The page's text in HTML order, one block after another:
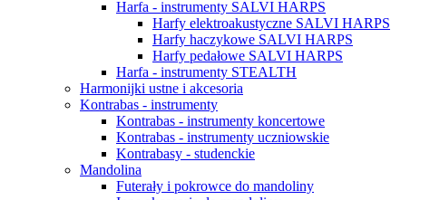
Harfa - instrumenty SALVI HARPS
Harfy elektroakustyczne SALVI HARPS
Harfy haczykowe SALVI HARPS
Harfy pedałowe SALVI HARPS
Harfa - instrumenty STEALTH
Harmonijki ustne i akcesoria
Kontrabas - instrumenty
Kontrabas - instrumenty koncertowe
Kontrabas - instrumenty uczniowskie
Kontrabasy - studenckie
Mandolina
Futerały i pokrowce do mandoliny